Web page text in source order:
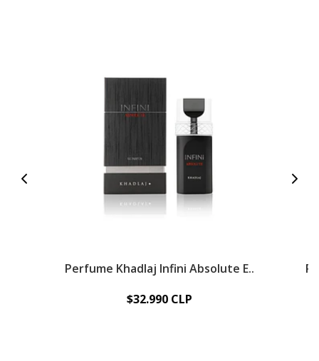
Perfume Khadlaj Infini Absolute E..
$32.990 CLP